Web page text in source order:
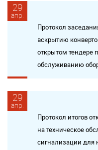
29
апр.
Протокол
вскрытию
открытом тендере
обслуживанию
29
апр.
Протокол итогов
на техническое
сигнализации для